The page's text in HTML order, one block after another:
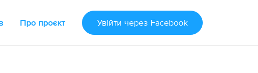
Про проєкт Увійти через Facebook